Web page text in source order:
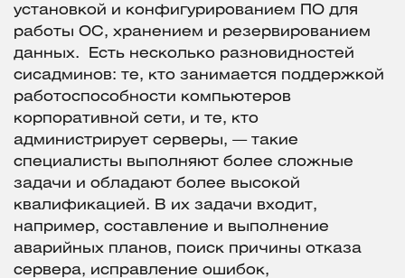
установкой и конфигурированием ПО для
работы ОС, хранением и резервированием
данных. Есть несколько разновидностей
сисадминов: те, кто занимается поддержкой
работоспособности компьютеров
корпоративной сети, и те, кто
администрирует серверы, — такие
специалисты выполняют более сложные
задачи и обладают более высокой
квалификацией. В их задачи входит,
например, составление и выполнение
аварийных планов, поиск причины отказа
сервера, исправление ошибок,